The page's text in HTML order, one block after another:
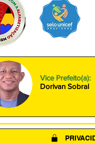
Vice Prefeito(a):
Dorivan Sobral